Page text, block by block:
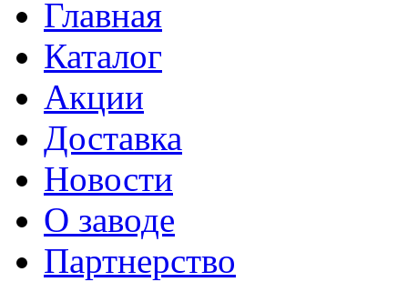
Главная
Каталог
Акции
Доставка
Новости
О заводе
Партнерство